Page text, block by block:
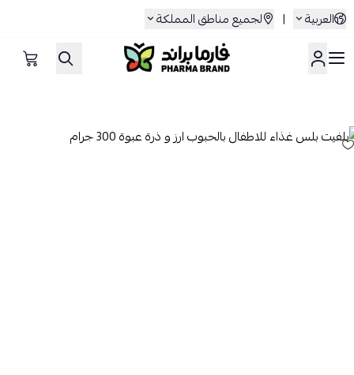
العربية | لجميع مناطق المملكة
صيدلية فارما براند